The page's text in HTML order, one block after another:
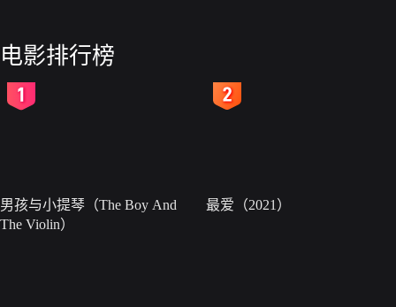
电影排行榜
男孩与小提琴（The Boy And
The Violin）
最爱（2021）